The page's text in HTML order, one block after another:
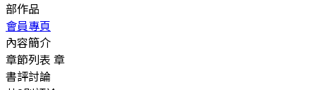
部作品
會員專頁
內容簡介
章節列表 章
書評討論